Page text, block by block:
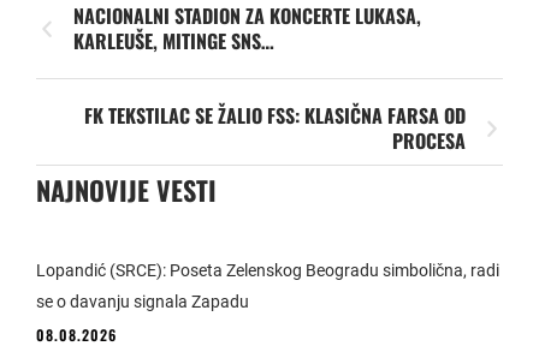
NACIONALNI STADION ZA KONCERTE LUKASA,
KARLEUŠE, MITINGE SNS…
FK TEKSTILAC SE ŽALIO FSS: KLASIČNA FARSA OD
PROCESA
NAJNOVIJE VESTI
Lopandić (SRCE): Poseta Zelenskog Beogradu simbolična, radi
se o davanju signala Zapadu
08.08.2026